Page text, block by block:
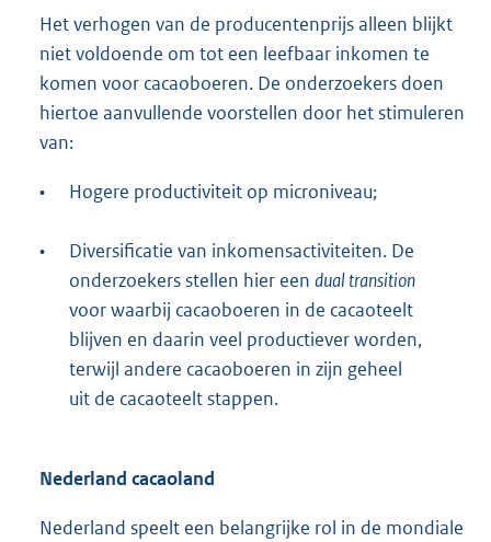
Het verhogen van de producentenprijs alleen blijkt
niet voldoende om tot een leefbaar inkomen te
komen voor cacaoboeren. De onderzoekers doen
hiertoe aanvullende voorstellen door het stimuleren
van:
• Hogere productiviteit op microniveau;
•
Diversificatie van inkomensactiviteiten. De
onderzoekers stellen hier een dual transition
voor waarbij cacaoboeren in de cacaoteelt
blijven en daarin veel productiever worden,
terwijl andere cacaoboeren in zijn geheel
uit de cacaoteelt stappen.
Nederland cacaoland
Nederland speelt een belangrijke rol in de mondiale